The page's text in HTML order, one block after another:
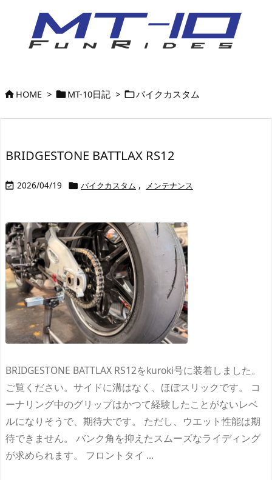
 HOME > MT-10日記 > バイクカスタム
BRIDGESTONE BATTLAX RS12
 2026/04/19  バイクカスタム , メンテナンス
BRIDGESTONE BATTLAX RS12をkuroki号に装着しました。
ご覧ください。サイドに溝はなく、ほぼスリックです。 コ
ーナリング中のグリップはかつて経験したことがないレベ
ルになりそうで、期待大です。 ただし、ウエット性能は期
待できません。 バンク角を抑えたスムーズなライディング
が求められます。 フロントタイ ...